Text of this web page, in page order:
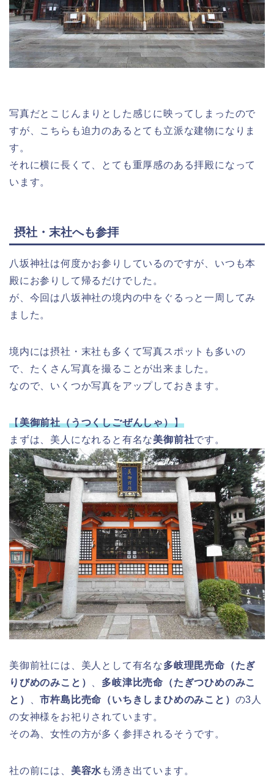
写真だとこじんまりとした感じに映ってしまったので
すが、こちらも迫力のあるとても立派な建物になりま
す。
それに横に長くて、とても重厚感のある拝殿になって
います。
摂社・末社へも参拝
八坂神社は何度かお参りしているのですが、いつも本
殿にお参りして帰るだけでした。
が、今回は八坂神社の境内の中をぐるっと一周してみ
ました。
境内には摂社・末社も多くて写真スポットも多いの
で、たくさん写真を撮ることが出来ました。
なので、いくつか写真をアップしておきます。
【美御前社（うつくしごぜんしゃ）】
まずは、美人になれると有名な美御前社です。
美御前社には、美人として有名な多岐理毘売命（たぎ
りびめのみこと）
多岐津比売命（たぎつひめのみこ
と）
、市杵島比売命（いちきしまひめのみこと） の3人
の女神様をお祀りされています。
その為、女性の方が多く参拝されるそうです。
社の前には、 美容水 も湧き出ています。